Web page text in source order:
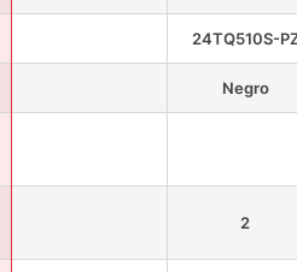
24TQ510S-
Negro
2